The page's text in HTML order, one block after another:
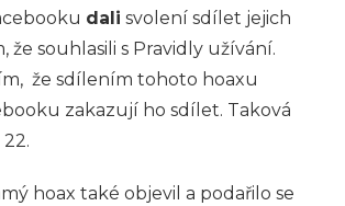
dali svolení sdílet jejich
že souhlasili s Pravidly užívání.
že sdílením tohoto hoaxu
zakazují ho sdílet. Taková
hoax také objevil a podařilo se